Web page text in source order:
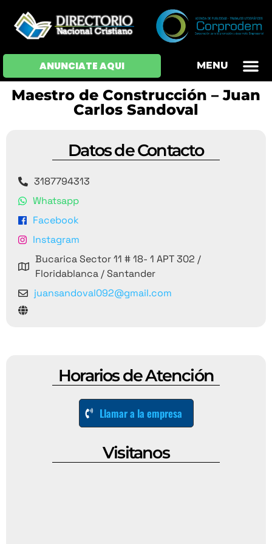
ANUNCIATE AQUI MENU
Maestro de Construcción – Juan
Carlos Sandoval
Datos de Contacto
3187794313
Whatsapp
Facebook
Instagram
Bucarica Sector 11 # 18- 1 APT 302 /
Floridablanca / Santander
juansandoval092@gmail.com
Horarios de Atención
Llamar a la empresa
Visitanos